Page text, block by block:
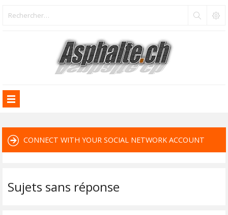
CONNECT WITH YOUR SOCIAL NETWORK ACCOUNT
Sujets sans réponse